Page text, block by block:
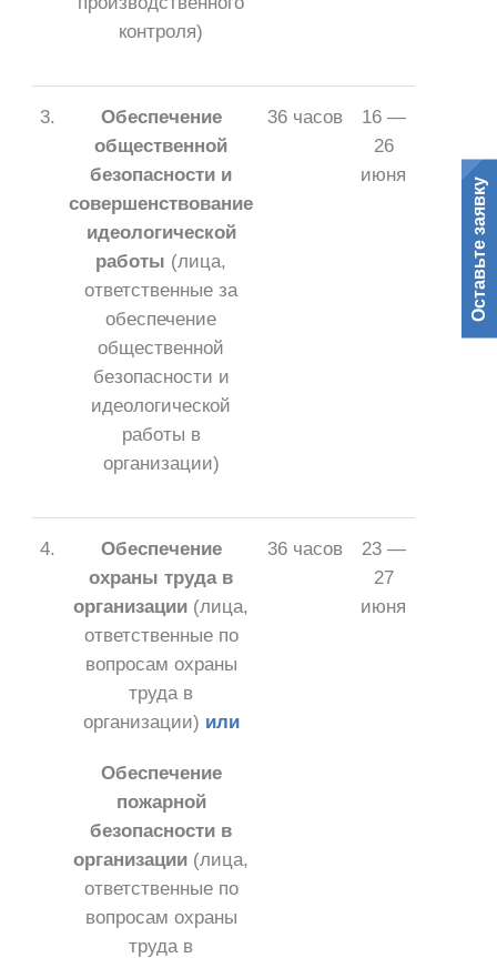
контроля)
3.
Обеспечение
общественной
безопасности и
совершенствование
идеологической
работы (лица,
ответственные за
обеспечение
общественной
безопасности и
идеологической
работы в
организации)
36 часов
16 —
26
июня
4.
Обеспечение
охраны труда в
организации (лица,
ответственные по
вопросам охраны
труда в
организации) или
Обеспечение
пожарной
безопасности в
организации (лица,
ответственные по
вопросам охраны
труда в
36 часов
23 —
27
июня
Оставьте заявку